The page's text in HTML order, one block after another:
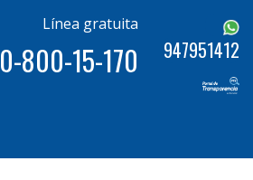
Línea gratuita
0-800-15-170 947951412